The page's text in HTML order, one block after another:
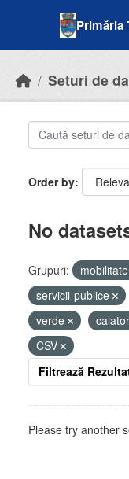
Primăria
Seturi de
Order by
No
Grupuri: mobilitate
servicii-publice
verde
CSV
Filtrează
Please try another